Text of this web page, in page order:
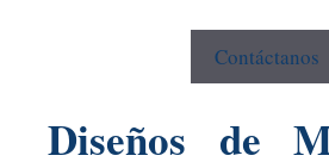
Contáctanos
Diseños de